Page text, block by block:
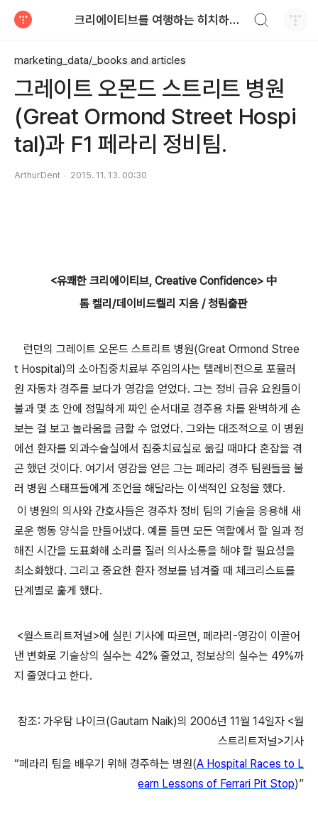
크리에이티브를 여행하는 히치하이커를 위한 안내서
marketing_data/_books and articles
그레이트 오몬드 스트리트 병원
(Great Ormond Street Hospi
tal)과 F1 페라리 정비팀.
ArthurDent 2015. 11. 13. 00:30
<유쾌한 크리에이티브, Creative Confidence> 中
톰 켈리/데이비드켈리 지음 / 청림출판
런던의 그레이트 오몬드 스트리트 병원(Great Ormond Stree
t Hospital)의 소아집중치료부 주임의사는 텔레비전으로 포뮬러
원 자동차 경주를 보다가 영감을 얻었다. 그는 정비 급유 요원들이
불과 몇 초 안에 정밀하게 짜인 순서대로 경주용 차를 완벽하게 손
보는 걸 보고 놀라움을 금할 수 없었다. 그와는 대조적으로 이 병원
에선 환자를 외과수술실에서 집중치료실로 옮길 때마다 혼잡을 겪
곤 했던 것이다. 여기서 영감을 얻은 그는 페라리 경주 팀원들을 불
러 병원 스태프들에게 조언을 해달라는 이색적인 요청을 했다.
이 병원의 의사와 간호사들은 경주차 정비 팀의 기술을 응용해 새
로운 행동 양식을 만들어냈다. 예를 들면 모든 역할에서 할 일과 정
해진 시간을 도표화해 소리를 질러 의사소통을 해야 할 필요성을
최소화했다. 그리고 중요한 환자 정보를 넘겨줄 때 체크리스트를
단계별로 훑게 했다.
<월스트리트저널>에 실린 기사에 따르면, 페라리 -영감이 이끌어
낸 변화로 기술상의 실수는 42% 줄었고, 정보상의 실수는 49%까
지 줄였다고 한다.
참조: 가우탐 나이크(Gautam Naik)의 2006년 11월 14일자 <월
스트리트저널>기사
“페라리 팀을 배우기 위해 경주하는 병원(A Hospital Races to L
earn Lessons of Ferrari Pit Stop)”